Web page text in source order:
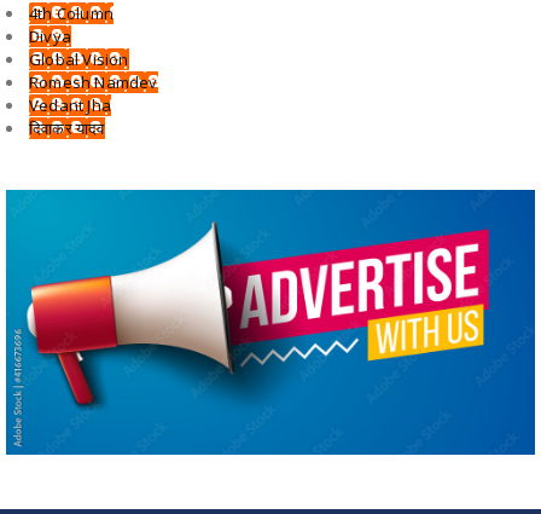
4th Column
Divya
Global Vision
Romesh Namdev
Vedant Jha
दिवाकर यादव